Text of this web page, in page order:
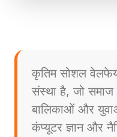
कृतिम सोशल
संस्था है, जो समाज
बालिकाओं और युवाओं
कंप्यूटर ज्ञान और